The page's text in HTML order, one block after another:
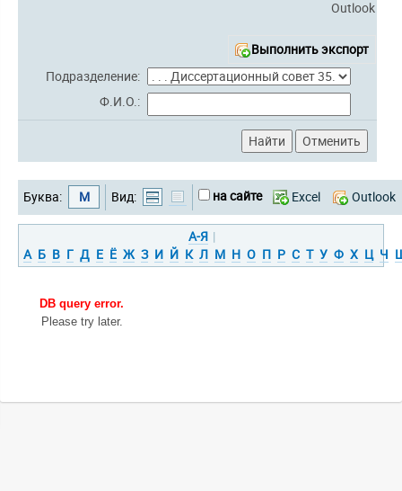
Outlook
Выполнить экспорт
Подразделение:
Ф.И.О.:
Буква: М Вид: на сайте Excel Outlook
А-Я |
А Б В Г Д Е Ё Ж З И Й К Л М Н О П Р С Т У Ф Х Ц Ч
DB query error.
Please try later.